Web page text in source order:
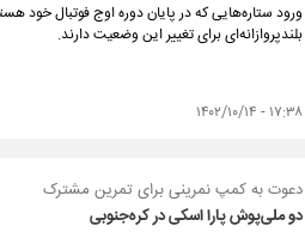
ورود ستاره‌هایی که در پایان دوره اوج فوتبال خود
بلندپروازانه‌ای برای تغییر این وضعیت دارند.
۱۷:۳۸ - ۱۴۰۲/۱۰/۱۴
دعوت به کمپ نمرینی برای تمرین مشترک
دو ملی‌پوش پارا اسکی در کره‌جنوبی